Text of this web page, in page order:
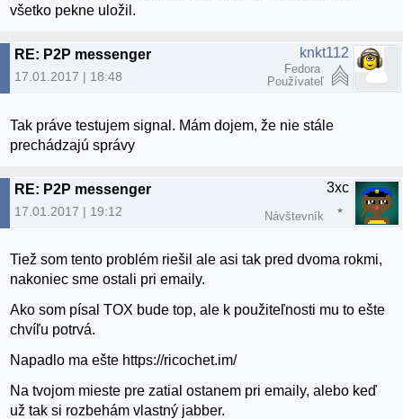
všetko pekne uložil.
RE: P2P messenger
17.01.2017 | 18:48
knkt112
Fedora
Používateľ
Tak práve testujem signal. Mám dojem, že nie stále
prechádzajú správy
RE: P2P messenger
17.01.2017 | 19:12
3xc
Návštevník
Tiež som tento problém riešil ale asi tak pred dvoma rokmi,
nakoniec sme ostali pri emaily.
Ako som písal TOX bude top, ale k použiteľnosti mu to ešte
chvíľu potrvá.
Napadlo ma ešte https://ricochet.im/
Na tvojom mieste pre zatial ostanem pri emaily, alebo keď
už tak si rozbehám vlastný jabber.